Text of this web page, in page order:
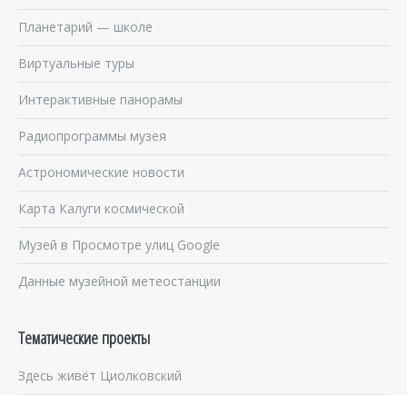
Планетарий — школе
Виртуальные туры
Интерактивные панорамы
Радиопрограммы музея
Астрономические новости
Карта Калуги космической
Музей в Просмотре улиц Google
Данные музейной метеостанции
Тематические проекты
Здесь живёт Циолковский